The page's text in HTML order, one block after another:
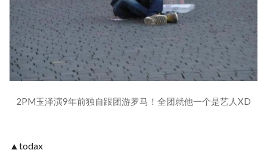
2PM玉泽演9年前独自跟团游罗马！全团就他一个是艺人XD
▲todax